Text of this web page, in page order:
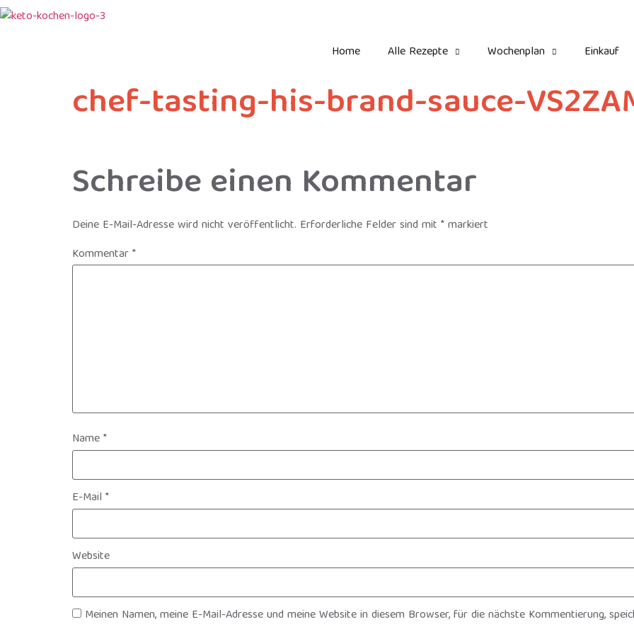
Home Alle Rezepte Wochenplan Einkauf
chef-tasting-his-brand-sauce-
Schreibe einen Kommentar
Deine E-Mail-Adresse wird nicht veröffentlicht. Erforderliche Felder sind mit *markiert
Kommentar*
Name*
E-Mail *
Website
Meinen Namen, meine E-Mail-Adresse und meine Website in diesem Browser, für die nächste Kommentierung,